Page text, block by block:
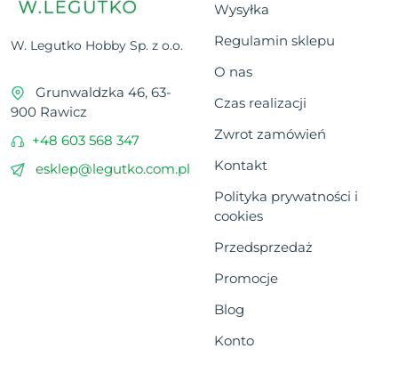
W. Legutko Hobby Sp. z o.o.
Grunwaldzka 46, 63-
900 Rawicz
+48 603 568 347
esklep@legutko.com.pl
Wysyłka
Regulamin sklepu
O nas
Czas realizacji
Zwrot zamówień
Kontakt
Polityka prywatności i
cookies
Przedsprzedaż
Promocje
Blog
Konto